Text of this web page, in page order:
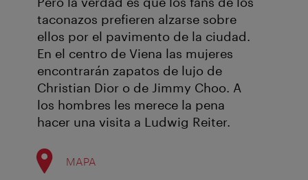
taconazos prefieren alzarse sobre
ellos por el pavimento de la ciudad.
En el centro de Viena las mujeres
encontrarán zapatos de lujo de
Christian Dior o de Jimmy Choo. A
los hombres les merece la pena
hacer una visita a Ludwig Reiter.
MAPA